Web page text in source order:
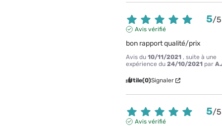
5/5
Avis vérifié
bon rapport qualité/prix
Avis du10/11/2021 , suite à une
expérience du24/10/2021 par
Utile(0)Signaler
5/5
Avis vérifié